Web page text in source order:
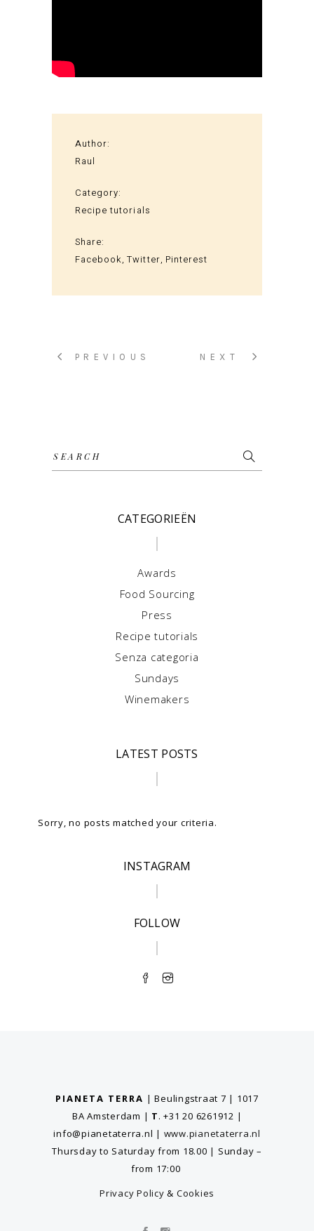
Author:
Raul
Category:
Recipe tutorials
Share:
Facebook Twitter Pinterest
PREVIOUS NEXT
Search
for:
CATEGORIEËN
Awards
Food Sourcing
Press
Recipe tutorials
Senza categoria
Sundays
Winemakers
LATEST POSTS
Sorry, no posts matched your criteria.
INSTAGRAM
FOLLOW
PIANETA TERRA | Beulingstraat 7 | 1017
BA Amsterdam | T. +31 20 6261912 |
info@pianetaterra.nl | www.pianetaterra.nl
Thursday to Saturday from 18.00 | Sunday –
from 17:00
Privacy Policy & Cookies